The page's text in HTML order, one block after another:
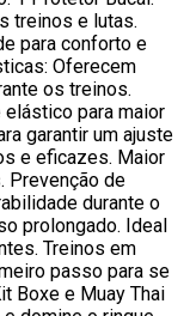
treinos e lutas.
para conforto e
Oferecem
os treinos.
para maior
garantir um ajuste
e eficazes. Maior
Prevenção de
durante o
prolongado. Ideal
Treinos em
passo para se
Boxe e Muay Thai